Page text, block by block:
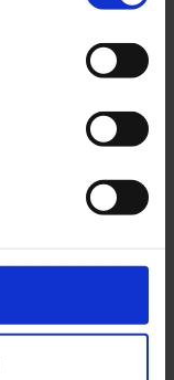
Vai al blog